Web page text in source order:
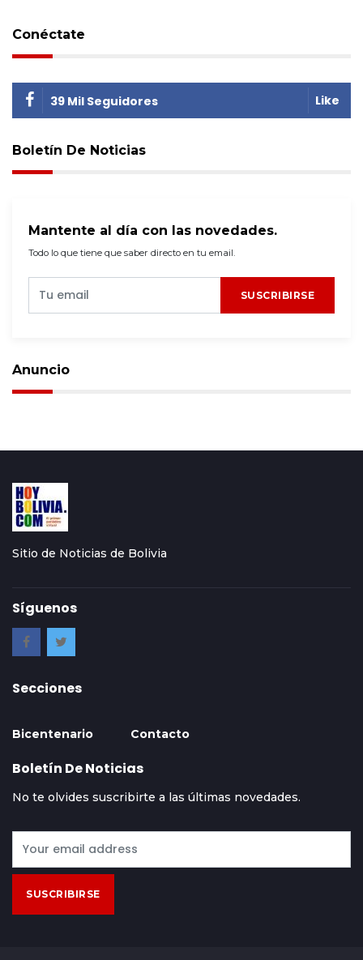
Conéctate
39 Mil Seguidores Like
Boletín De Noticias
Mantente al día con las novedades.
Todo lo que tiene que saber directo en tu email.
SUSCRIBIRSE
Anuncio
Sitio de Noticias de Bolivia
Síguenos
Secciones
Bicentenario Contacto
Boletín De Noticias
No te olvides suscribirte a las últimas novedades.
SUSCRIBIRSE